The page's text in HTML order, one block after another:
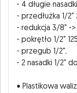
- 4 długie nasadki
- przedłużka 1/2"
- redukcja 3/8" ->
- pokrętło 1/2"
- przegub 1/2",
- 2 nasadki 1/2"
• Plastikowa